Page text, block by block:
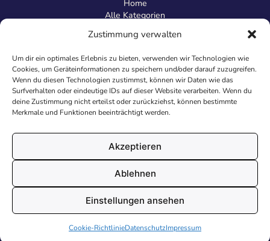
Zustimmung verwalten
Um dir ein optimales Erlebnis zu bieten, verwenden wir Technologien wie
Cookies, um Geräteinformationen zu speichern und/oder darauf zuzugreifen.
Wenn du diesen Technologien zustimmst, können wir Daten wie das
Surfverhalten oder eindeutige IDs auf dieser Website verarbeiten. Wenn du
deine Zustimmung nicht erteilst oder zurückziehst, können bestimmte
Merkmale und Funktionen beeinträchtigt werden.
Akzeptieren
Ablehnen
Einstellungen ansehen
Cookie-RichtlinieDatenschutzImpressum
Home
Alle Kategorien
Information
Über uns
Kontakt
Inhaltsrichtlinien
Recht & Datenschutz
Impressum
AGB
Cookies
© 2026 Malvorlagen24.de - Alle Rechte vorbehalten. Made with
♥
in Deutschland.